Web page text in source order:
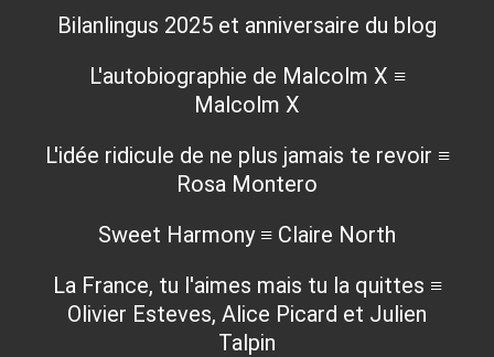
Bilanlingus 2025 et anniversaire du blog
L'autobiographie de Malcolm X ≡
Malcolm X
L'idée ridicule de ne plus jamais te revoir ≡
Rosa Montero
Sweet Harmony ≡ Claire North
La France, tu l'aimes mais tu la quittes ≡
Olivier Esteves, Alice Picard et Julien
Talpin